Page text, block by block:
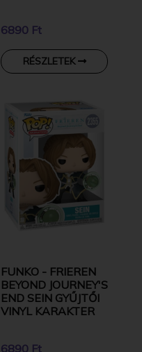
6890 Ft
RÉSZLETEK
FUNKO - FRIEREN
BEYOND JOURNEY'S
END SEIN GYŰJTŐI
VINYL KARAKTER
6890 Ft